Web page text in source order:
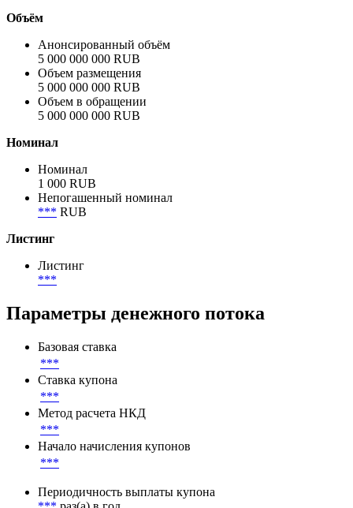
Корпоративный
Лизинг и аренда
Объём
Анонсированный объём
5 000 000 000 RUB
5 000 000 000 RUB
5 000 000 000 RUB
Номинал
1 000 RUB
***RUB
Листинг
Параметры денежного потока
Базовая ставка
***
Ставка купона
***
Метод расчета НКД
Начало начисления купонов